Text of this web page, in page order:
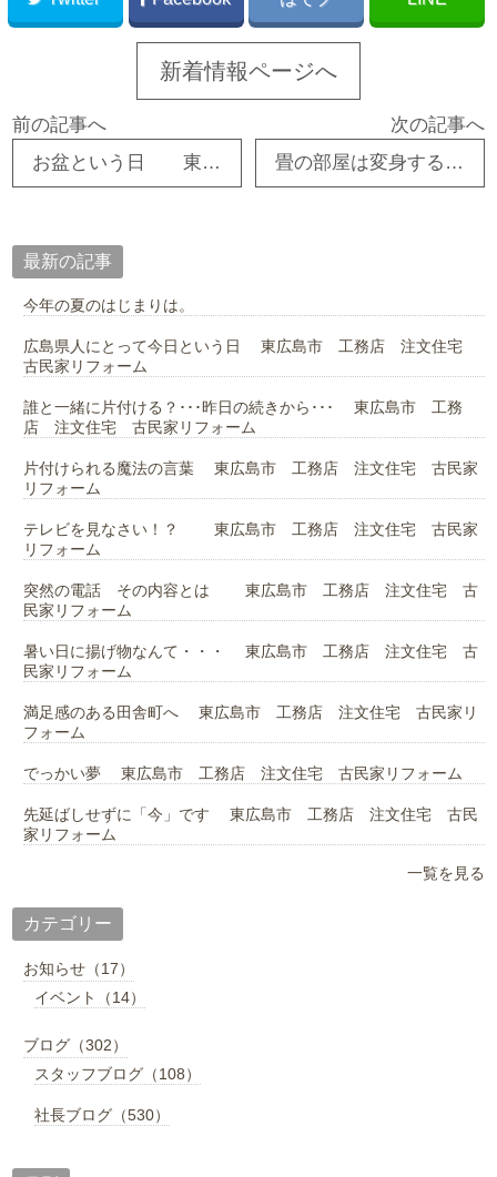
新着情報ページへ
前の記事へ
お盆という日 東広島市 注文住宅 新築・リフォーム・リノベーション
次の記事へ
畳の部屋は変身する？ 東広島市 注文住宅 新築・リフォーム・リノベーション
最新の記事
今年の夏のはじまりは。
広島県人にとって今日という日 東広島市 工務店 注文住宅
古民家リフォーム
誰と一緒に片付ける？･･･昨日の続きから･･･ 東広島市 工務
店 注文住宅 古民家リフォーム
片付けられる魔法の言葉 東広島市 工務店 注文住宅 古民家
リフォーム
テレビを見なさい！？ 東広島市 工務店 注文住宅 古民家
リフォーム
突然の電話 その内容とは 東広島市 工務店 注文住宅 古
民家リフォーム
暑い日に揚げ物なんて・・・ 東広島市 工務店 注文住宅 古
民家リフォーム
満足感のある田舎町へ 東広島市 工務店 注文住宅 古民家リ
フォーム
でっかい夢 東広島市 工務店 注文住宅 古民家リフォーム
先延ばしせずに「今」です 東広島市 工務店 注文住宅 古民
家リフォーム
一覧を見る
カテゴリー
お知らせ（17）
イベント（14）
ブログ（302）
スタッフブログ（108）
社長ブログ（530）